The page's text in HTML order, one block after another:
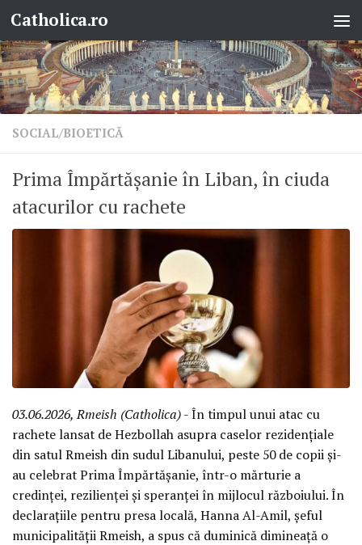
Skip to content
Catholica.ro
SOCIAL/BIOETICĂ
Prima Împărtășanie în Liban, în ciuda
atacurilor cu rachete
03.06.2026, Rmeish (Catholica)- În timpul unui atac cu
rachete lansat de Hezbollah asupra caselor rezidențiale
din satul Rmeish din sudul Libanului, peste 50 de copii și-
au celebrat Prima Împărtășanie, într-o mărturie a
credinței, rezilienței și speranței în mijlocul războiului. În
declarațiile pentru presa locală, Hanna Al-Amil, șeful
municipalității Rmeish, a spus că duminică dimineață o